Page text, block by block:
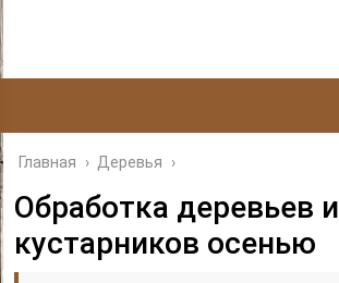
Главная › Деревья ›
Обработка деревьев и
кустарников осенью